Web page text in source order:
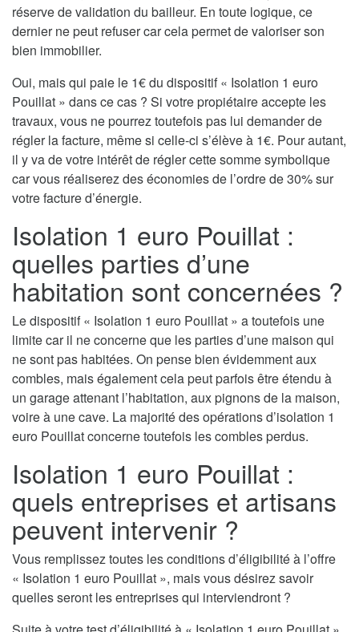
réserve de validation du bailleur. En toute logique, ce
dernier ne peut refuser car cela permet de valoriser son
bien immobilier.
Oui, mais qui paie le 1€ du dispositif « Isolation 1 euro
Pouillat » dans ce cas ? Si votre propiétaire accepte les
travaux, vous ne pourrez toutefois pas lui demander de
régler la facture, même si celle-ci s’élève à 1€. Pour autant,
il y va de votre intérêt de régler cette somme symbolique
car vous réaliserez des économies de l’ordre de 30% sur
votre facture d’énergie.
Isolation 1 euro Pouillat :
quelles parties d’une
habitation sont concernées ?
Le dispositif « Isolation 1 euro Pouillat » a toutefois une
limite car il ne concerne que les parties d’une maison qui
ne sont pas habitées. On pense bien évidemment aux
combles, mais également cela peut parfois être étendu à
un garage attenant l’habitation, aux pignons de la maison,
voire à une cave. La majorité des opérations d’isolation 1
euro Pouillat concerne toutefois les combles perdus.
Isolation 1 euro Pouillat :
quels entreprises et artisans
peuvent intervenir ?
Vous remplissez toutes les conditions d’éligibilité à l’offre
« Isolation 1 euro Pouillat », mais vous désirez savoir
quelles seront les entreprises qui interviendront ?